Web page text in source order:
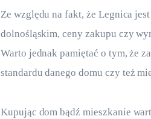
Ze względu na fakt, że Legnica
dolnośląskim, ceny zakupu czy
Warto jednak pamiętać o tym, że
standardu danego domu czy też
Kupując dom bądź mieszkanie